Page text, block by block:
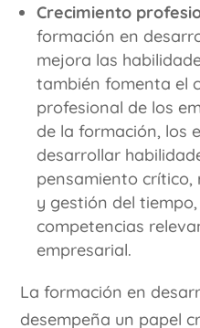
Crecimiento
formación en
mejora las
también fomenta el
profesional de los
de la formación, los
desarrollar
pensamiento crítico,
y gestión del
competencias
empresarial.
La formación en
desempeña un papel